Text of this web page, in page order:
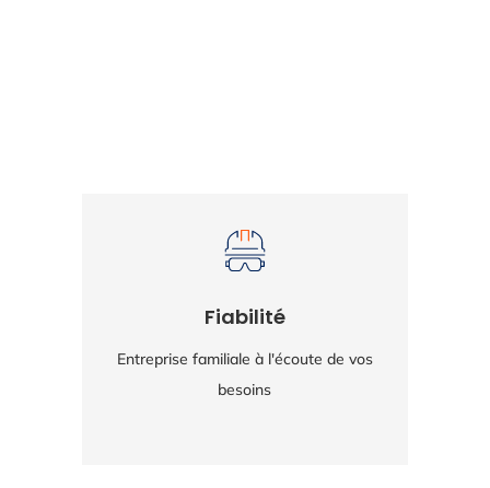
Fiabilité
Entreprise familiale à l'écoute de vos
besoins